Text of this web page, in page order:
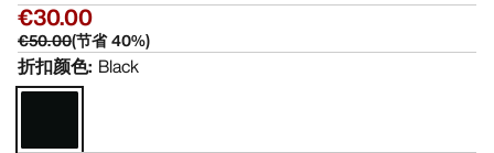
€30.00
€50.00(节省40%)
折扣颜色: Black